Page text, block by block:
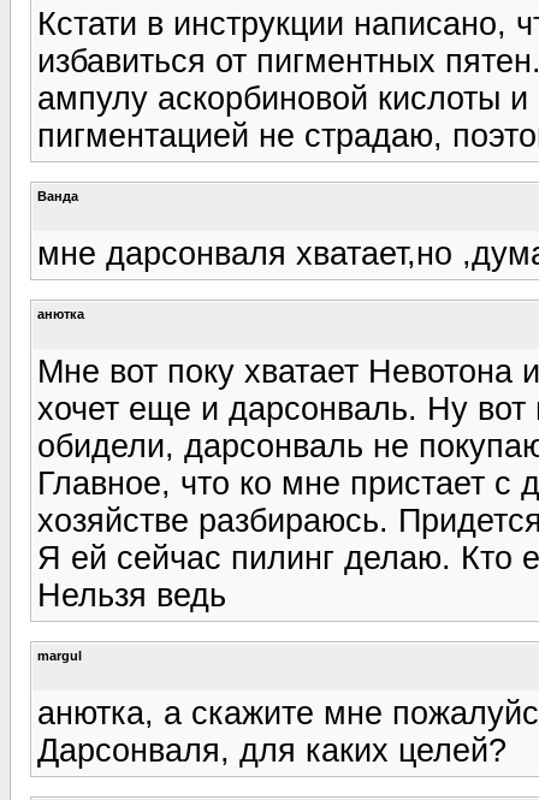
Кстати в инструкции
избавиться от пигментных
ампулу аскорбиновой кислоты
пигментацией не страдаю,
Ванда
мне дарсонваля хватает,но
анютка
Мне вот поку хватает Невотона
хочет еще и дарсонваль. Ну
обидели, дарсонваль не
Главное, что ко мне пристает
хозяйстве разбираюсь.
Я ей сейчас пилинг делаю. Кто
Нельзя ведь
margul
анютка, а скажите мне
Дарсонваля, для каких целей?